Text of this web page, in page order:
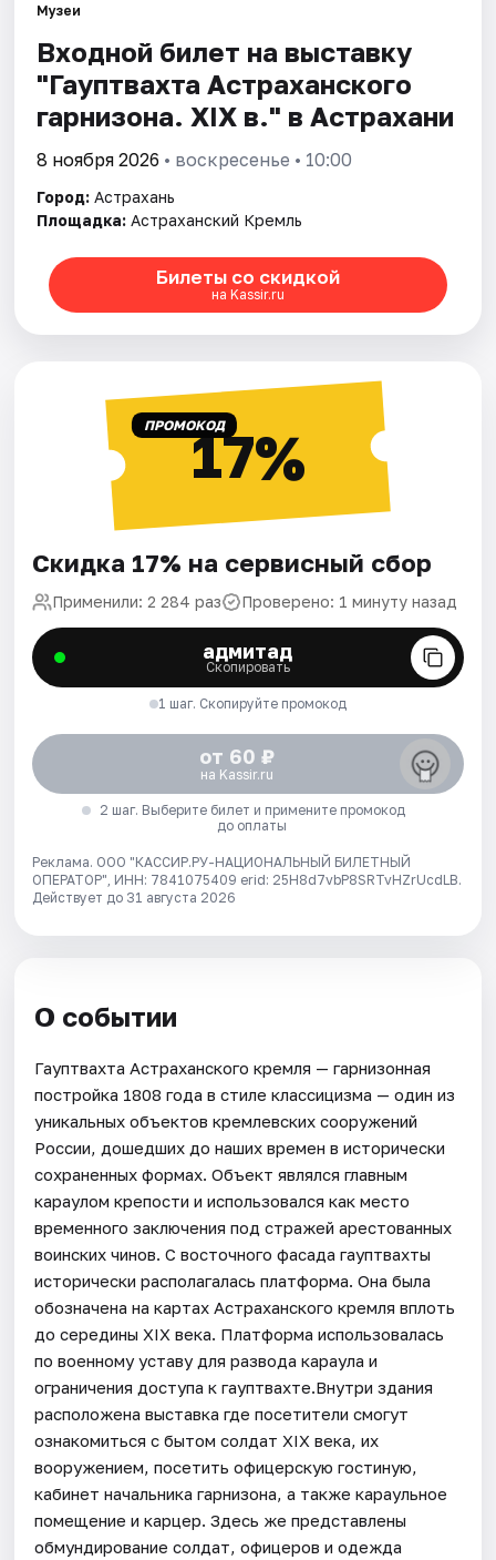
Музеи
Входной билет на выставку
"Гауптвахта Астраханского
гарнизона. XIX в." в Астрахани
8 ноября 2026 • воскресенье • 10:00
Город: Астрахань
Площадка: Астраханский Кремль
Билеты со скидкой
на Kassir.ru
ПРОМОКОД17%
Скидка 17% на сервисный сбор
Применили: 2 284 раз Проверено: 1 минуту назад
адмитад
Скопировать
1 шаг. Скопируйте промокод
от 60 ₽
на Kassir.ru
2 шаг. Выберите билет и примените промокод
до оплаты
Реклама. ООО "КАССИР.РУ-НАЦИОНАЛЬНЫЙ БИЛЕТНЫЙ
ОПЕРАТОР", ИНН: 7841075409 erid: 25H8d7vbP8SRTvHZrUcdLB.
Действует до 31 августа 2026
О событии
Гауптвахта Астраханского кремля — гарнизонная
постройка 1808 года в стиле классицизма — один из
уникальных объектов кремлевских сооружений
России, дошедших до наших времен в исторически
сохраненных формах. Объект являлся главным
караулом крепости и использовался как место
временного заключения под стражей арестованных
воинских чинов. С восточного фасада гауптвахты
исторически располагалась платформа. Она была
обозначена на картах Астраханского кремля вплоть
до середины XIX века. Платформа использовалась
по военному уставу для развода караула и
ограничения доступа к гауптвахте.Внутри здания
расположена выставка где посетители смогут
ознакомиться с бытом солдат XIX века, их
вооружением, посетить офицерскую гостиную,
кабинет начальника гарнизона, а также караульное
помещение и карцер. Здесь же представлены
обмундирование солдат, офицеров и одежда